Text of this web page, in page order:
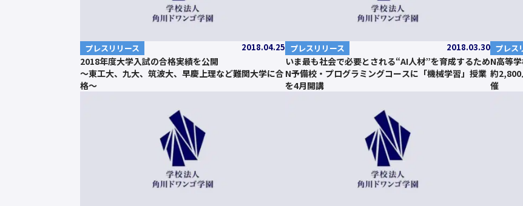
プレスリリース 2018.04.25
2018年度大学入試の合格実績を公開
～東工大、九大、筑波大、早慶上理など難関大学に合
格～
プレスリリース 2018.03.30
いま最も社会で必要とされる“AI人材”を育成するため
N予備校・プログラミングコースに「機械学習」授業
を4月開講
プレス
N高等
約2,800
催